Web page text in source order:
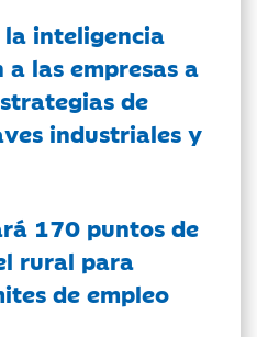
inteligencia
las empresas a
de
industriales y
170 puntos de
rural para
de empleo